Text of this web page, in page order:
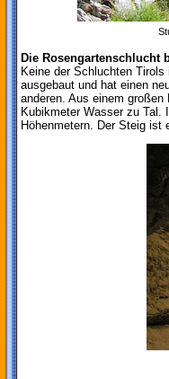
Die Rosengartenschlucht
Keine der Schluchten
ausgebaut und hat einen
anderen. Aus einem
Kubikmeter Wasser zu
Höhenmetern. Der Steig ist